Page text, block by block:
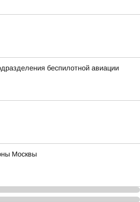
беспилотной авиации
Москвы